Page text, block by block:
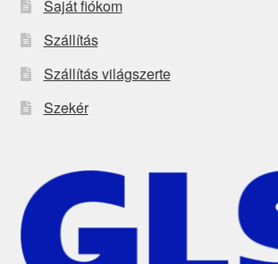
Saját fiókom
Szállítás
Szállítás világszerte
Szekér